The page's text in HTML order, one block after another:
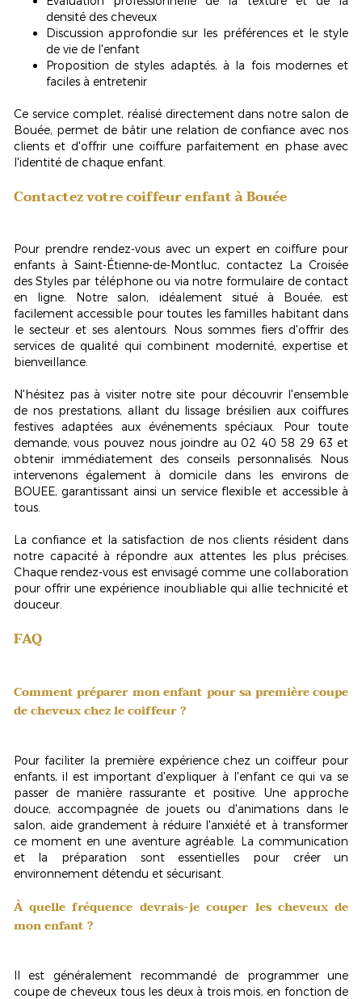
densité des cheveux
Discussion approfondie sur les préférences et le style
de vie de l'enfant
Proposition de styles adaptés, à la fois modernes et
faciles à entretenir
Ce service complet, réalisé directement dans notre salon de
Bouée, permet de bâtir une relation de confiance avec nos
clients et d'offrir une coiffure parfaitement en phase avec
l'identité de chaque enfant.
Contactez votre coiffeur enfant à Bouée
Pour prendre rendez-vous avec un expert en coiffure pour
enfants à Saint-Étienne-de-Montluc, contactez La Croisée
des Styles par téléphone ou via notre formulaire de contact
en ligne. Notre salon, idéalement situé à Bouée, est
facilement accessible pour toutes les familles habitant dans
le secteur et ses alentours. Nous sommes fiers d'offrir des
services de qualité qui combinent modernité, expertise et
bienveillance.
N'hésitez pas à visiter notre site pour découvrir l'ensemble
de nos prestations, allant du lissage brésilien aux coiffures
festives adaptées aux événements spéciaux. Pour toute
demande, vous pouvez nous joindre au 02 40 58 29 63 et
obtenir immédiatement des conseils personnalisés. Nous
intervenons également à domicile dans les environs de
BOUEE, garantissant ainsi un service flexible et accessibleà
tous.
La confiance et la satisfaction de nos clients résident dans
notre capacité à répondre aux attentes les plus précises.
Chaque rendez-vous est envisagé comme une collaboration
pour offrir une expérience inoubliable qui allie technicité et
douceur.
FAQ
Comment préparer mon enfant pour sa première coupe
de cheveux chez le coiffeur ?
Pour faciliter la première expérience chez un coiffeur pour
enfants, il est important d'expliquer à l'enfant ce qui va se
passer de manière rassurante et positive. Une approche
douce, accompagnée de jouets ou d'animations dans le
salon, aide grandement à réduire l'anxiété et à transformer
ce moment en une aventure agréable. La communication
et la préparation sont essentielles pour créer un
environnement détendu et sécurisant.
À quelle fréquence devrais-je couper les cheveux de
mon enfant ?
Il est généralement recommandé de programmer une
coupe de cheveux tous les deux à trois mois, en fonction de